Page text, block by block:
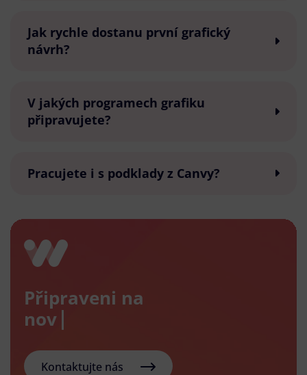
Jak rychle dostanu první grafický
návrh?
V jakých programech grafiku
připravujete?
Pracujete i s podklady z Canvy?
Připraveni na
nový e-
Kontaktujte nás